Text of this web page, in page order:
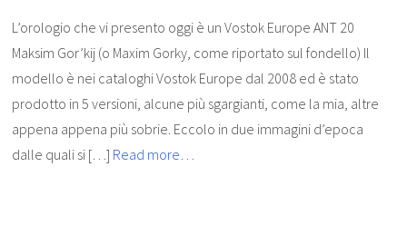
L’orologio che vi presento oggi è un Vostok Europe ANT 20
Maksim Gor’kij (o Maxim Gorky, come riportato sul fondello) Il
modello è nei cataloghi Vostok Europe dal 2008 ed è stato
prodotto in 5 versioni, alcune più sgargianti, come la mia, altre
appena appena più sobrie. Eccolo in due immagini d’epoca
dalle quali si […] Read more…